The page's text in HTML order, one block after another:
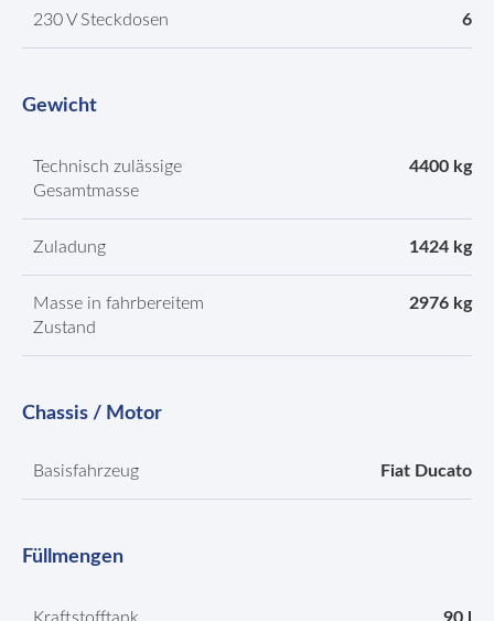
230 V Steckdosen 6
Gewicht
Technisch zulässige
Gesamtmasse
4400 kg
Zuladung 1424 kg
Masse in fahrbereitem
Zustand
2976 kg
Chassis / Motor
Basisfahrzeug Fiat Ducato
Füllmengen